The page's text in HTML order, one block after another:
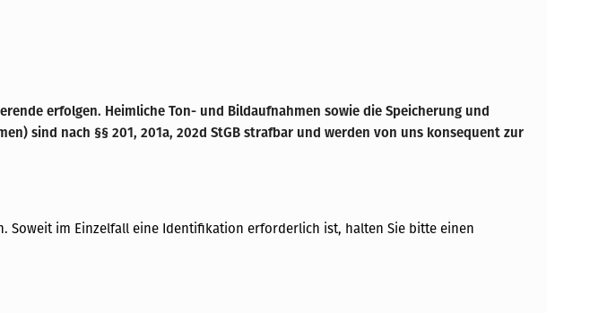
erfolgen. Heimliche Ton- und Bildaufnahmen sowie die Speicherung und
sind nach §§ 201, 201a, 202d StGB strafbar und werden von uns konsequent zur
Soweit im Einzelfall eine Identifikation erforderlich ist, halten Sie bitte einen